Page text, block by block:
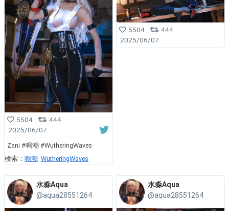
5504
444
2025/06/07
Zani #鳴潮 #WutheringWaves
検索： 鳴潮 WutheringWaves
5504
444
2025/06/07
水淼Aqua
@aqua28551264
水淼Aqua
@aqua28551264